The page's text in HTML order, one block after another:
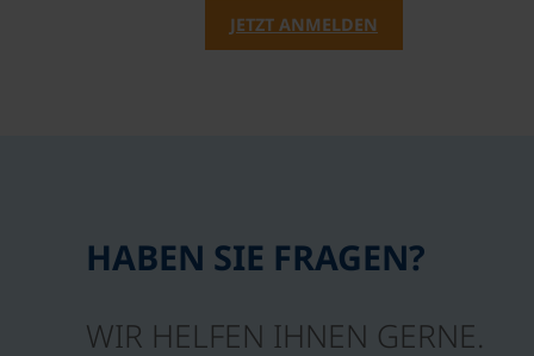
JETZT ANMELDEN
HABEN SIE FRAGEN?
WIR HELFEN IHNEN GERNE.